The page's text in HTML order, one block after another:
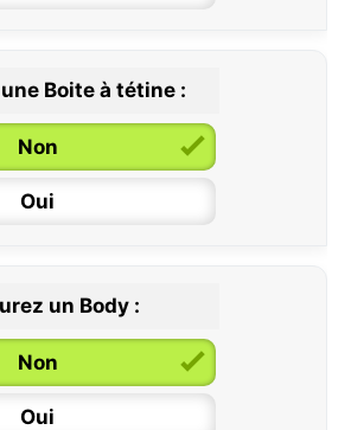
Boite à tétine :
Non
Oui
un Body :
Non
Oui